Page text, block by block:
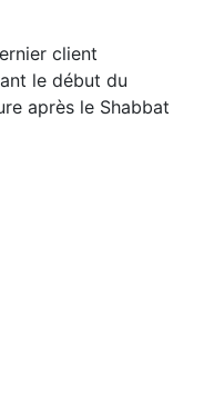
client
le début du
après le Shabbat